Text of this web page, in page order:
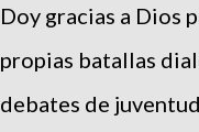
Doy gracias a Dios
propias batallas
debates de